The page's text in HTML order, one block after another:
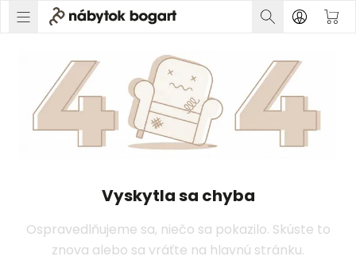
Vyskytla sa chyba
Ospravedlňujeme sa, niečo sa pokazilo. Skúste to
znova alebo sa vráťte na hlavnú stránku.